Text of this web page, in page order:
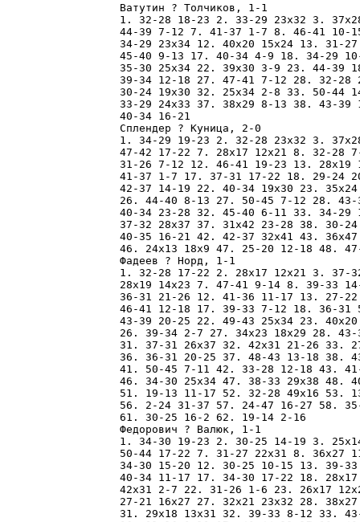
Ватутин ? Толчиков, 1-1
1. 32-28 18-23 2. 33-29 23x32 3.
44-39 7-12 7. 41-37 1-7 8. 46-41 10-
34-29 23x34 12. 40x20 15x24 13. 31-
45-40 9-13 17. 40-34 4-9 18. 34-29
35-30 25x34 22. 39x30 3-9 23. 44-39
39-34 12-18 27. 47-41 7-12 28. 32-28
30-24 19x30 32. 25x34 2-8 33. 50-44
33-29 24x33 37. 38x29 8-13 38. 43-
40-34 16-21
Сплендер ? Куница, 2-0
1. 34-29 19-23 2. 32-28 23x32 3.
47-42 17-22 7. 28x17 12x21 8. 32-28
31-26 7-12 12. 46-41 19-23 13. 28x19
41-37 1-7 17. 37-31 17-22 18. 29-24
42-37 14-19 22. 40-34 19x30 23.
26. 44-40 8-13 27. 50-45 7-12 28.
40-34 23-28 32. 45-40 6-11 33. 34-
37-32 28x37 37. 31x42 23-28 38. 30-
40-35 16-21 42. 42-37 32x41 43.
46. 24x13 18x9 47. 25-20 12-18 48.
Фадеев ? Норд, 1-1
1. 32-28 17-22 2. 28x17 12x21 3.
28x19 14x23 7. 47-41 9-14 8. 39-33
36-31 21-26 12. 41-36 11-17 13. 27-
46-41 12-18 17. 39-33 7-12 18. 36-
43-39 20-25 22. 49-43 25x34 23.
26. 39-34 2-7 27. 34x23 18x29 28.
31. 37-31 26x37 32. 42x31 21-26 33.
36. 36-31 20-25 37. 48-43 13-18 38.
41. 50-45 7-11 42. 33-28 12-18 43.
46. 34-30 25x34 47. 38-33 29x38 48.
51. 19-13 11-17 52. 32-28 49x16 53.
56. 2-24 31-37 57. 24-47 16-27 58.
61. 30-25 16-2 62. 19-14 2-16
Федорович ? Валюк, 1-1
1. 34-30 19-23 2. 30-25 14-19 3.
50-44 17-22 7. 31-27 22x31 8. 36x27
34-30 15-20 12. 30-25 10-15 13. 39-
40-34 11-17 17. 34-30 17-22 18.
42x31 2-7 22. 31-26 1-6 23. 26x17
27-21 16x27 27. 32x21 23x32 28.
31. 29x18 13x31 32. 39-33 8-12 33.